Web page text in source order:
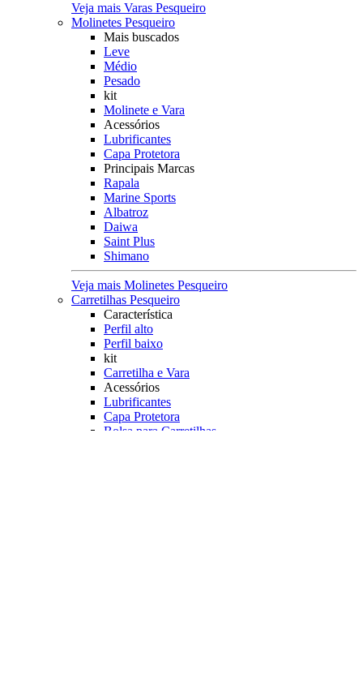
Veja mais Varas Pesqueiro
Molinetes Pesqueiro
Mais buscados
Leve
Médio
Pesado
kit
Molinete e Vara
Acessórios
Lubrificantes
Capa Protetora
Principais Marcas
Rapala
Marine Sports
Albatroz
Daiwa
Saint Plus
Shimano
Veja mais Molinetes Pesqueiro
Carretilhas Pesqueiro
Característica
Perfil alto
Perfil baixo
kit
Carretilha e Vara
Acessórios
Lubrificantes
Capa Protetora
Bolsa para Carretilhas